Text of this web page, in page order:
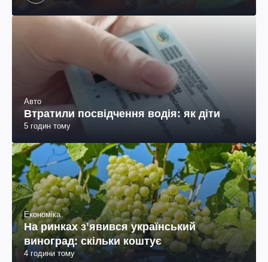
Авто
Втратили посвідчення водія: як діти
5 годин тому
Економіка
На ринках зʼявився український
виноград: скільки коштує
4 години тому